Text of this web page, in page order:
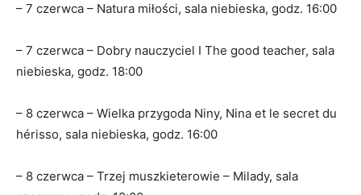
– 7 czerwca – Natura miłości, sala niebieska, godz. 16:00
– 7 czerwca – Dobry nauczyciel I The good teacher, sala
niebieska, godz. 18:00
– 8 czerwca – Wielka przygoda Niny, Nina et le secret du
hérisso, sala niebieska, godz. 16:00
– 8 czerwca – Trzej muszkieterowie – Milady, sala